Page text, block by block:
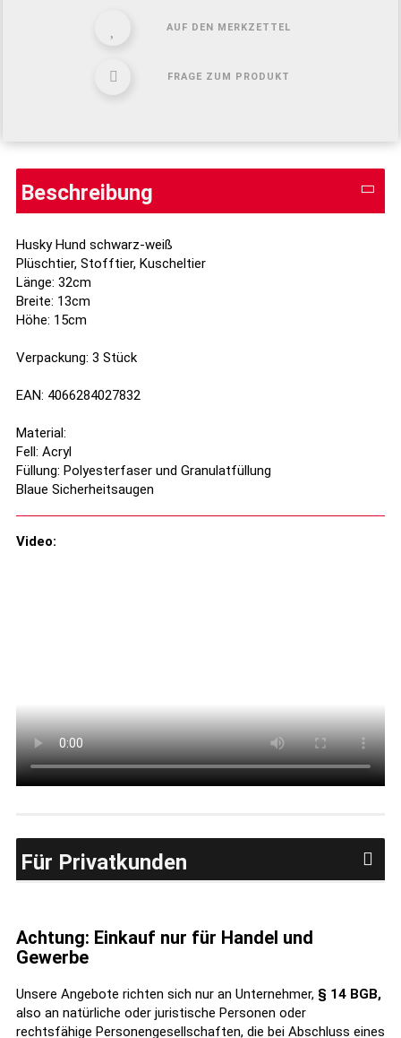
AUF DEN MERKZETTEL
FRAGE ZUM PRODUKT
Beschreibung
Husky Hund schwarz-weiß
Plüschtier, Stofftier, Kuscheltier
Länge: 32cm
Breite: 13cm
Höhe: 15cm
Verpackung: 3 Stück
EAN: 4066284027832
Material:
Fell: Acryl
Füllung: Polyesterfaser und Granulatfüllung
Blaue Sicherheitsaugen
Video:
Für Privatkunden
Achtung: Einkauf nur für Handel und
Gewerbe
Unsere Angebote richten sich nur an Unternehmer, § 14 BGB,
also an natürliche oder juristische Personen oder
rechtsfähige Personengesellschaften, die bei Abschluss eines